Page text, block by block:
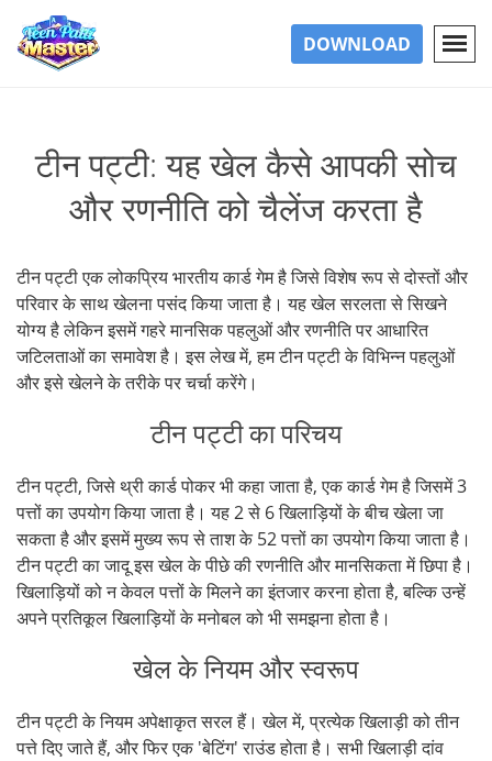
DOWNLOAD
टीन पट्टी: यह खेल कैसे आपकी सोच
और रणनीति को चैलेंज करता है
टीन पट्टी एक लोकप्रिय भारतीय कार्ड गेम है जिसे विशेष रूप से दोस्तों और
परिवार के साथ खेलना पसंद किया जाता है। यह खेल सरलता से सिखने
योग्य है लेकिन इसमें गहरे मानसिक पहलुओं और रणनीति पर आधारित
जटिलताओं का समावेश है। इस लेख में, हम टीन पट्टी के विभिन्न पहलुओं
और इसे खेलने के तरीके पर चर्चा करेंगे।
टीन पट्टी का परिचय
टीन पट्टी, जिसे थ्री कार्ड पोकर भी कहा जाता है, एक कार्ड गेम है जिसमें 3
पत्तों का उपयोग किया जाता है। यह 2 से 6 खिलाड़ियों के बीच खेला जा
सकता है और इसमें मुख्य रूप से ताश के 52 पत्तों का उपयोग किया जाता है।
टीन पट्टी का जादू इस खेल के पीछे की रणनीति और मानसिकता में छिपा है।
खिलाड़ियों को न केवल पत्तों के मिलने का इंतजार करना होता है, बल्कि उन्हें
अपने प्रतिकूल खिलाड़ियों के मनोबल को भी समझना होता है।
खेल के नियम और स्वरूप
टीन पट्टी के नियम अपेक्षाकृत सरल हैं। खेल में, प्रत्येक खिलाड़ी को तीन
पत्ते दिए जाते हैं, और फिर एक 'बेटिंग' राउंड होता है। सभी खिलाड़ी दांव